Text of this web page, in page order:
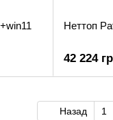
Неттоп
42 224
Назад 1